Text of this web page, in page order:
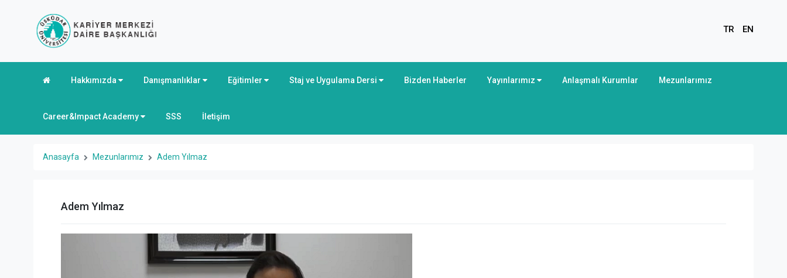
TR EN
Hakkımızda Danışmanlıklar Eğitimler Staj ve Uygulama Dersi Bizden Haberler Yayınlarımız Anlaşmalı Kurumlar Mezunlarımız
Career&Impact Academy SSS İletişim
Anasayfa Mezunlarımız Adem Yılmaz
Adem Yılmaz